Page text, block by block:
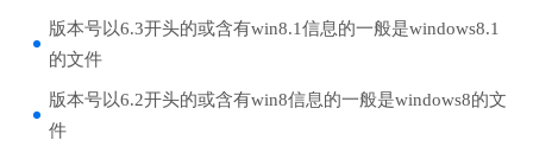
版本号以6.3开头的或含有win8.1信息的一般是windows8.1
的文件
版本号以6.2开头的或含有win8信息的一般是windows8的文
件